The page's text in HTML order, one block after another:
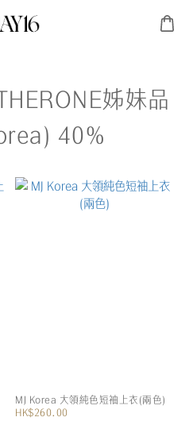
姊妹品
40%
MJ Korea 大領純色短袖上衣(兩色)
HK$260.00